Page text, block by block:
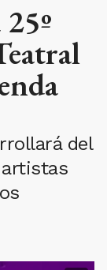
del
artistas